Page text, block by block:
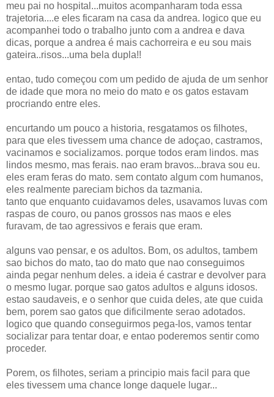
meu pai no hospital...muitos acompanharam toda essa
trajetoria....e eles ficaram na casa da andrea. logico que eu
acompanhei todo o trabalho junto com a andrea e dava
dicas, porque a andrea é mais cachorreira e eu sou mais
gateira..risos...uma bela dupla!!
entao, tudo começou com um pedido de ajuda de um senhor
de idade que mora no meio do mato e os gatos estavam
procriando entre eles.
encurtando um pouco a historia, resgatamos os filhotes,
para que eles tivessem uma chance de adoçao, castramos,
vacinamos e socializamos. porque todos eram lindos. mas
lindos mesmo, mas ferais. nao eram bravos...brava sou eu.
eles eram feras do mato. sem contato algum com humanos,
eles realmente pareciam bichos da tazmania.
tanto que enquanto cuidavamos deles, usavamos luvas com
raspas de couro, ou panos grossos nas maos e eles
furavam, de tao agressivos e ferais que eram.
alguns vao pensar, e os adultos. Bom, os adultos, tambem
sao bichos do mato, tao do mato que nao conseguimos
ainda pegar nenhum deles. a ideia é castrar e devolver para
o mesmo lugar. porque sao gatos adultos e alguns idosos.
estao saudaveis, e o senhor que cuida deles, ate que cuida
bem, porem sao gatos que dificilmente serao adotados.
logico que quando conseguirmos pega-los, vamos tentar
socializar para tentar doar, e entao poderemos sentir como
proceder.
Porem, os filhotes, seriam a principio mais facil para que
eles tivessem uma chance longe daquele lugar...